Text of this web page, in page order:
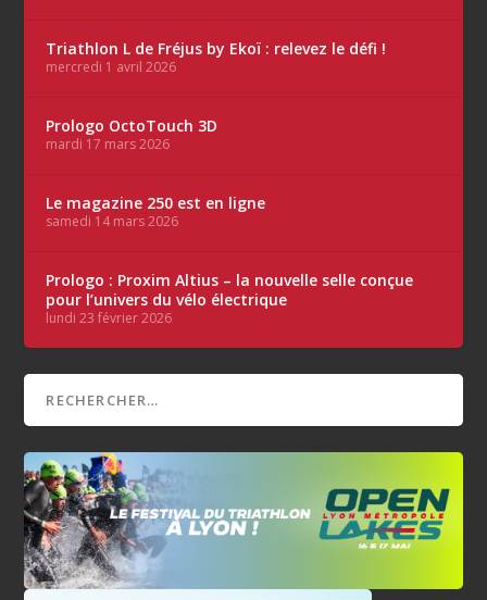
Triathlon L de Fréjus by Ekoï : relevez le défi !
mercredi 1 avril 2026
Prologo OctoTouch 3D
mardi 17 mars 2026
Le magazine 250 est en ligne
samedi 14 mars 2026
Prologo : Proxim Altius – la nouvelle selle conçue
pour l’univers du vélo électrique
lundi 23 février 2026